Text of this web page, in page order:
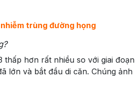
trùng đường họng
thấp hơn rất nhiều so với giai đoạn
lớn và bắt đầu di căn. Chúng ảnh